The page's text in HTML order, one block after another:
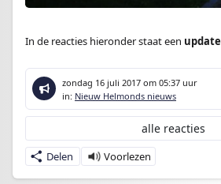
In de reacties hieronder staat een update
zondag 16 juli 2017 om 05:37 uur
in: Nieuw Helmonds nieuws
Delen
alle reacties